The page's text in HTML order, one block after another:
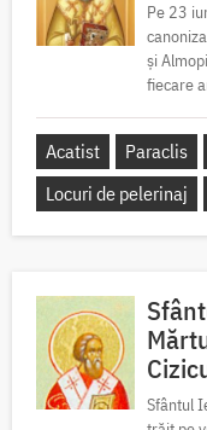
Pe 23
și
fiecare
Acatist Paraclis
Locuri de pelerinaj
Sfântul